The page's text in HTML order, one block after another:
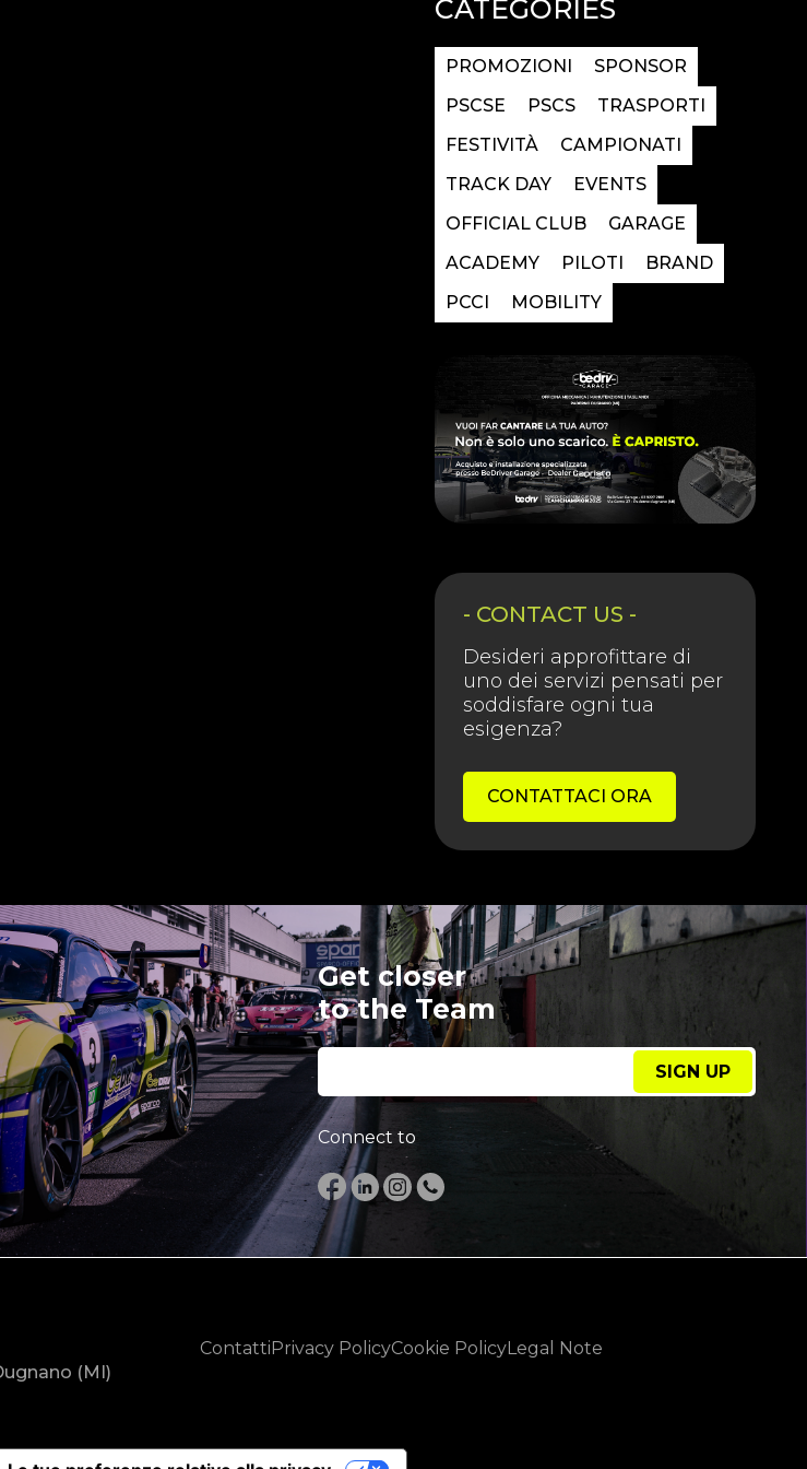
CATEGORIES
PROMOZIONI
SPONSOR
PSCSE
PSCS
TRASPORTI
FESTIVITÀ
CAMPIONATI
TRACK DAY
EVENTS
OFFICIAL CLUB
GARAGE
ACADEMY
PILOTI
BRAND
PCCI
MOBILITY
- CONTACT US -
Desideri approfittare di
uno dei servizi pensati per
soddisfare ogni tua
esigenza?
CONTATTACI ORA
Get closer
to the Team
SIGN UP
Connect to
(MI)
ContattiPrivacy PolicyCookie PolicyLegal Note